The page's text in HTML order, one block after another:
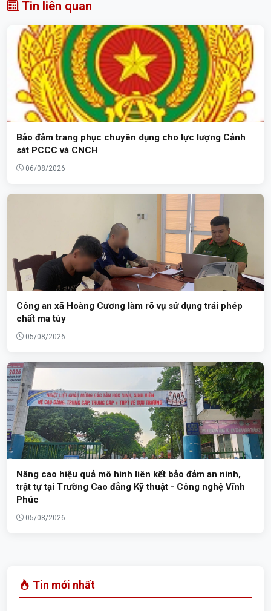
Tin liên quan
Bảo đảm trang phục chuyên dụng cho lực lượng Cảnh
sát PCCC và CNCH
06/08/2026
Công an xã Hoàng Cương làm rõ vụ sử dụng trái phép
chất ma túy
05/08/2026
Nâng cao hiệu quả mô hình liên kết bảo đảm an ninh,
trật tự tại Trường Cao đẳng Kỹ thuật - Công nghệ Vĩnh
Phúc
05/08/2026
Tin mới nhất